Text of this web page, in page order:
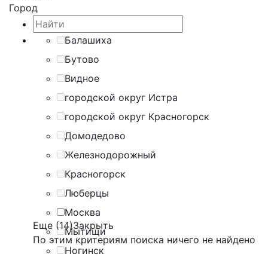
Город
Балашиха
Бутово
Видное
городской округ Истра
городской округ Красногорск
Домодедово
Железнодорожный
Красногорск
Люберцы
Москва
Мытищи
Ногинск
Еще (14)Закрыть
По этим критериям поиска ничего не найдено